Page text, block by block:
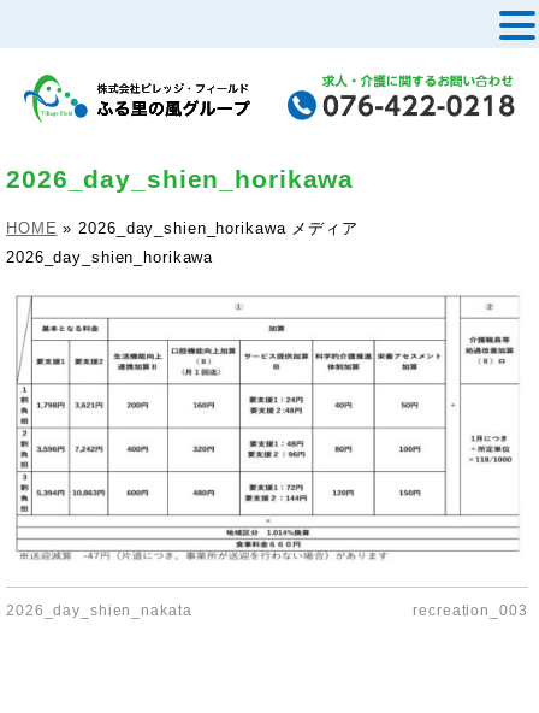
2026_day_shien_horikawa
HOME » 2026_day_shien_horikawa メディア
2026_day_shien_horikawa
2026_day_shien_nakata recreation_003